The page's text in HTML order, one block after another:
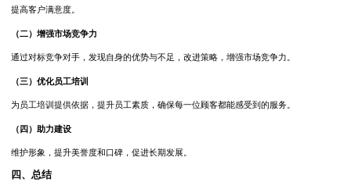
提高客户满意度。
（二）增强市场竞争力
通过对标竞争对手，发现自身的优势与不足，改进策略，增强市场竞争力。
（三）优化员工培训
为员工培训提供依据，提升员工素质，确保每一位顾客都能感受到的服务。
（四）助力建设
维护形象，提升美誉度和口碑，促进长期发展。
四 、总结